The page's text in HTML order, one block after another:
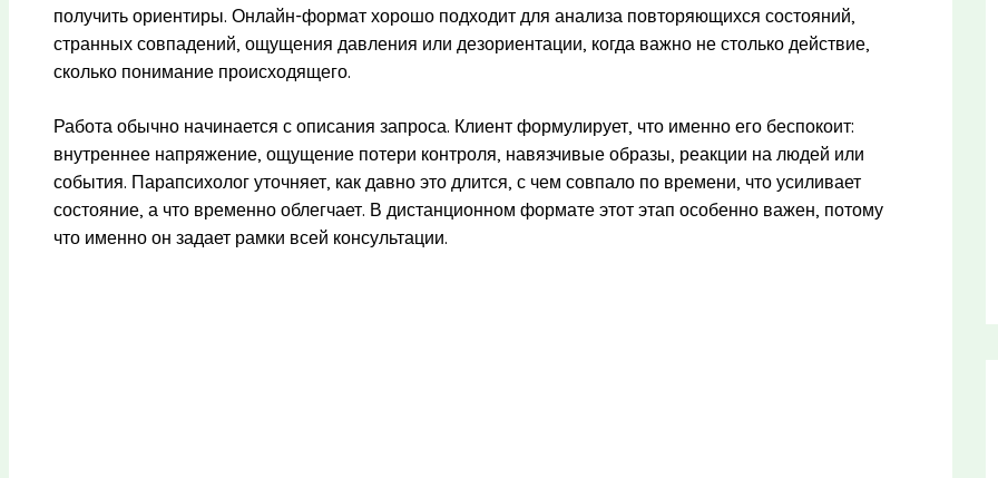
получить ориентиры. Онлайн-формат хорошо подходит для анализа повторяющихся состояний,
странных совпадений, ощущения давления или дезориентации, когда важно не столько действие,
сколько понимание происходящего.
Работа обычно начинается с описания запроса. Клиент формулирует, что именно его беспокоит:
внутреннее напряжение, ощущение потери контроля, навязчивые образы, реакции на людей или
события. Парапсихолог уточняет, как давно это длится, с чем совпало по времени, что усиливает
состояние, а что временно облегчает. В дистанционном формате этот этап особенно важен, потому
что именно он задает рамки всей консультации.